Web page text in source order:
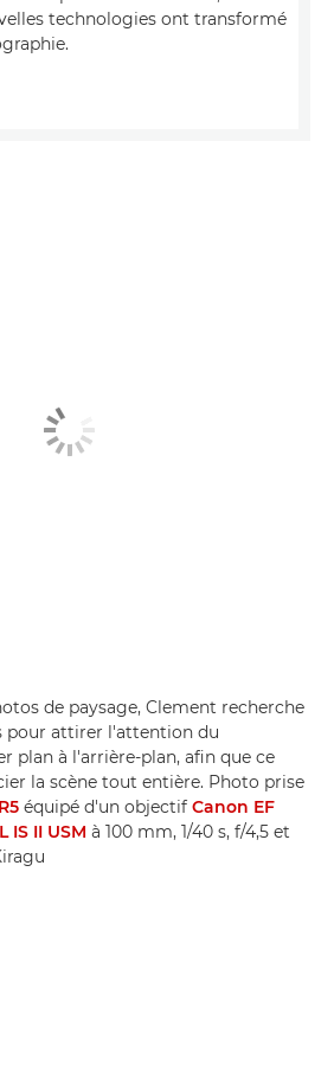
technologies ont transformé
de paysage, Clement recherche
pour attirer l'attention du
plan à l'arrière-plan, afin que ce
la scène tout entière. Photo prise
équipé d'un objectif Canon EF
IS II USM à 100 mm, 1/40 s, f/4,5 et